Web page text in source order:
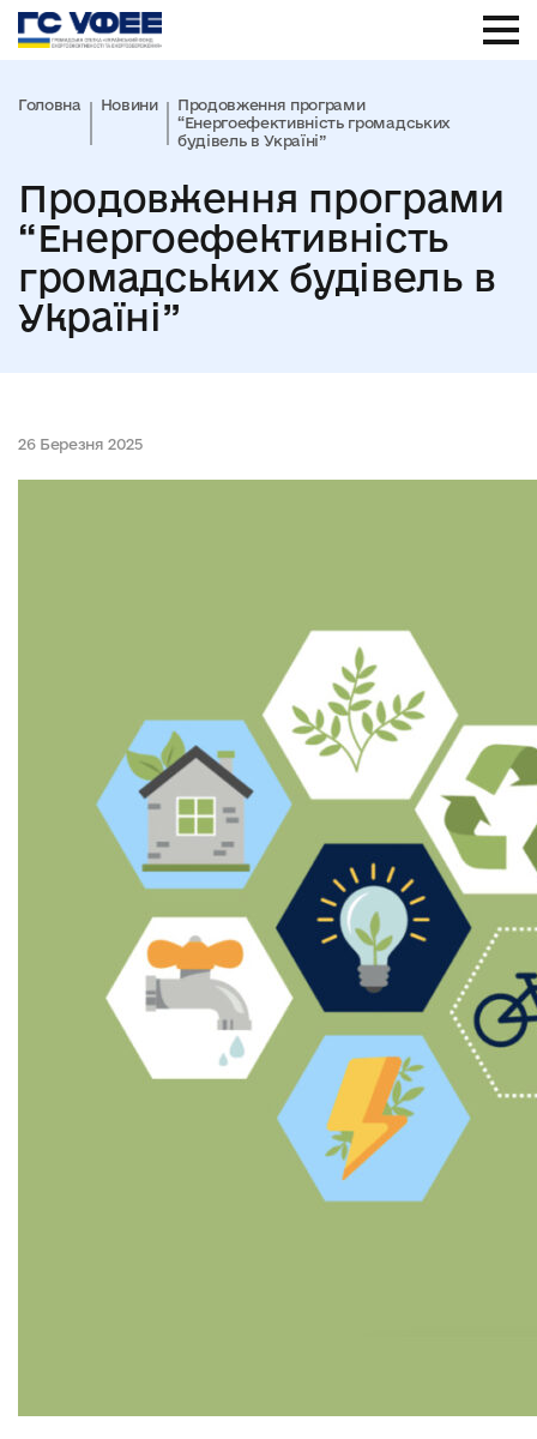
Головна Новини
Продовження програми
“Енергоефективність громадських
будівель в Україні”
Продовження програми
“Енергоефективність
громадських будівель в
Україні”
26 Березня 2025